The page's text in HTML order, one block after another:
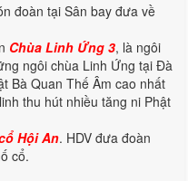
đoàn tại Sân bay đưa về
Chùa Linh Ứng 3, là ngôi
ngôi chùa Linh Ứng tại Đà
Bà Quan Thế Âm cao nhất
thu hút nhiều tăng ni Phật
Hội An. HDV đưa đoàn
cổ.